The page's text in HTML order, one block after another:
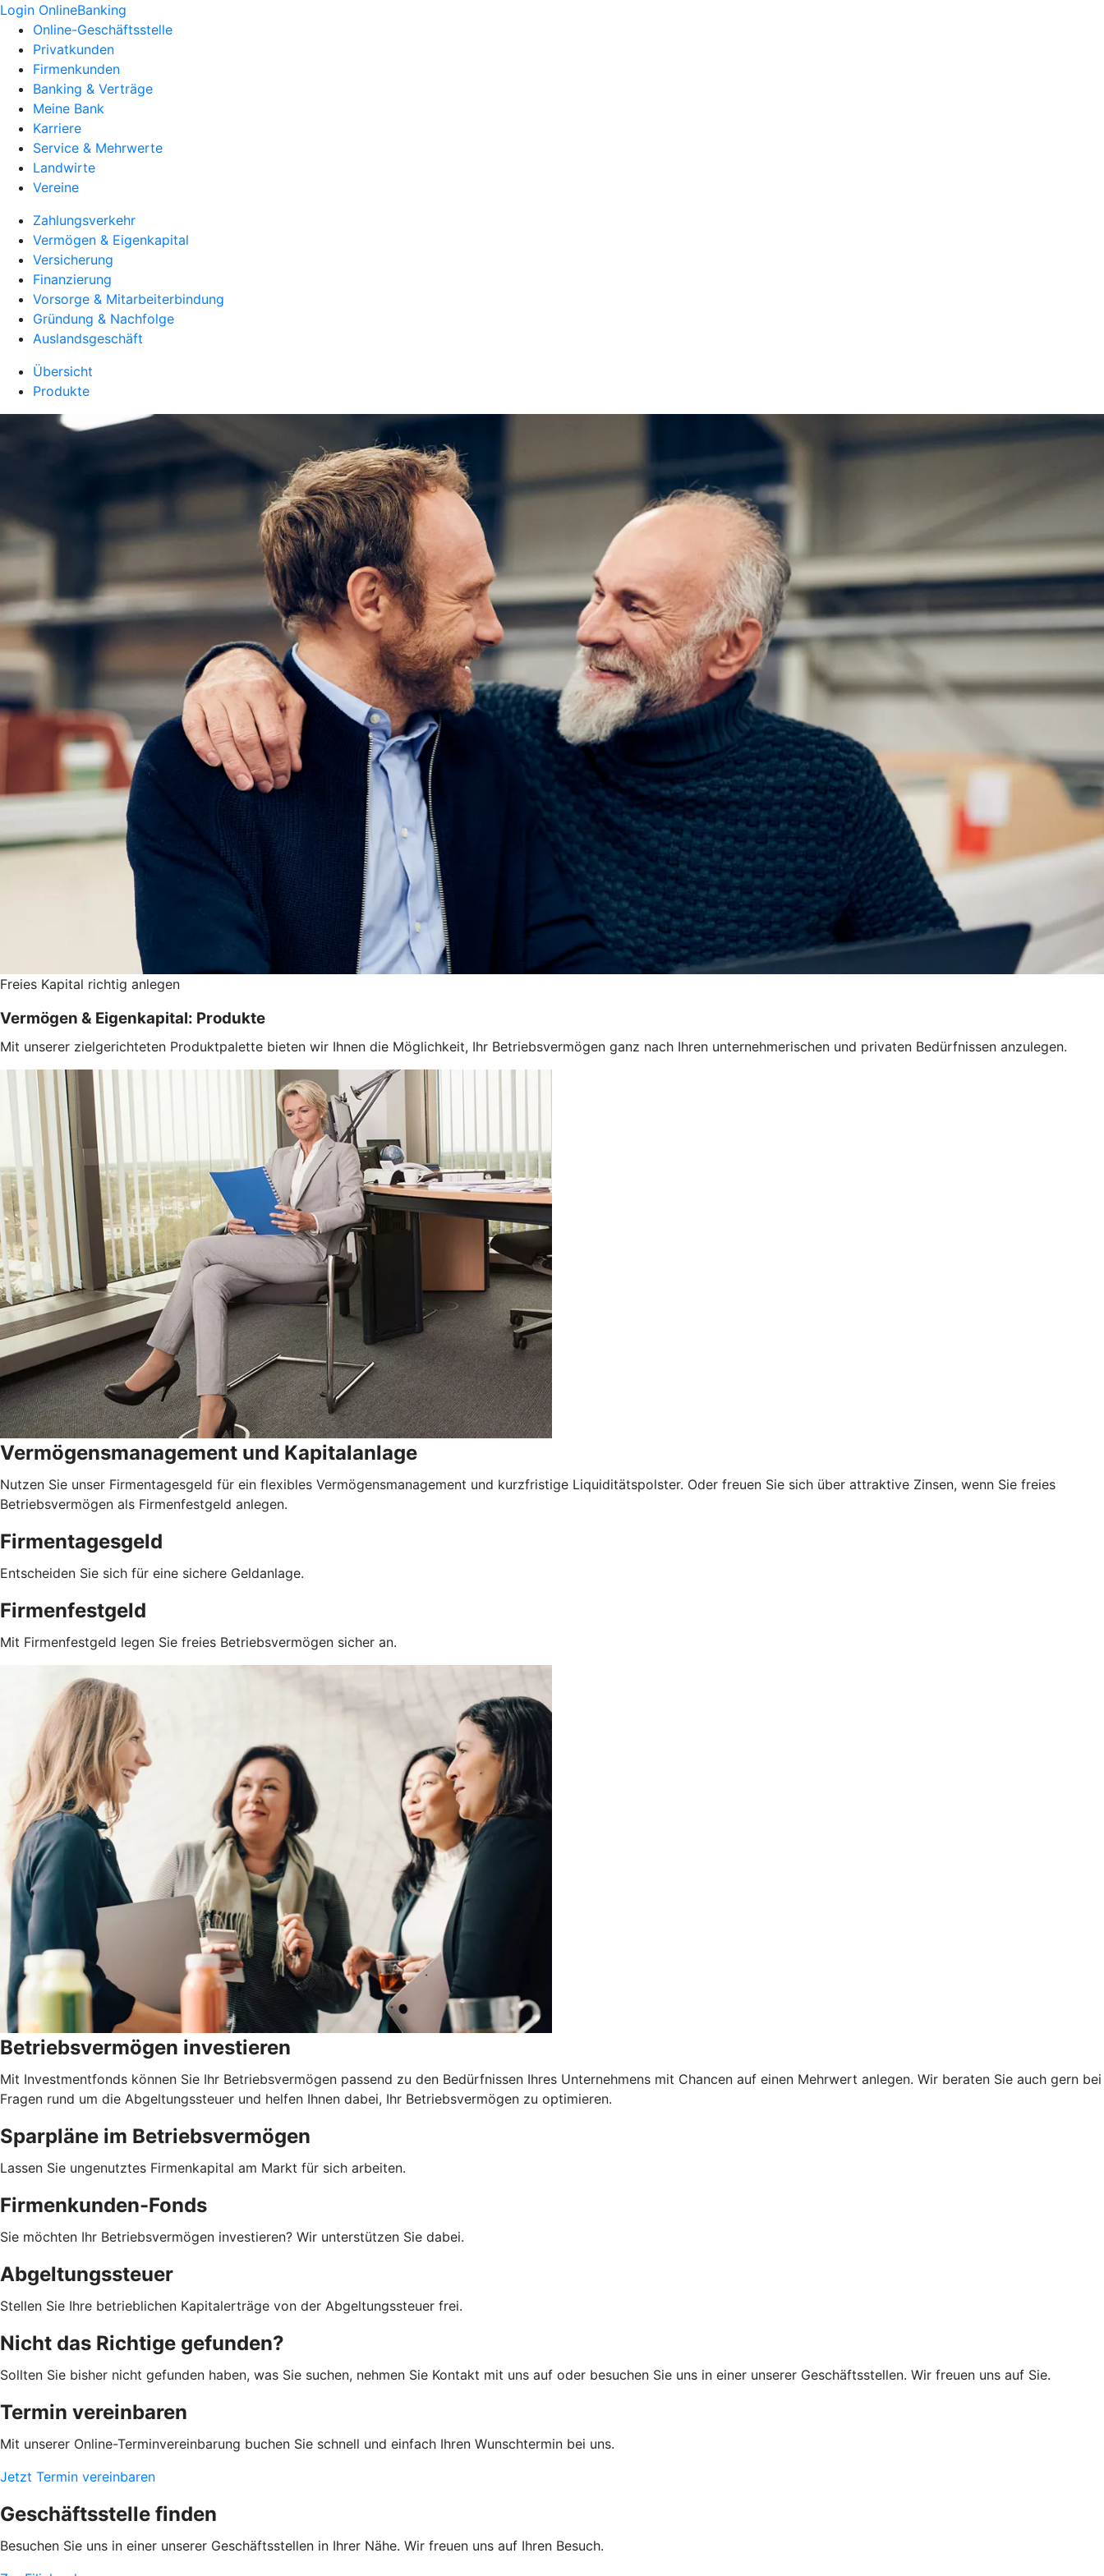
Login OnlineBanking
Online-Geschäftsstelle
Privatkunden
Firmenkunden
Banking & Verträge
Meine Bank
Karriere
Service & Mehrwerte
Landwirte
Vereine
Zahlungsverkehr
Vermögen & Eigenkapital
Versicherung
Finanzierung
Vorsorge & Mitarbeiterbindung
Gründung & Nachfolge
Auslandsgeschäft
Übersicht
Produkte
Freies Kapital richtig anlegen
Vermögen & Eigenkapital: Produkte
Mit unserer zielgerichteten Produktpalette bieten wir Ihnen die Möglichkeit, Ihr Betriebsvermögen ganz nach Ihren unternehmerischen und privaten Bedürfnissen anzulegen.
Vermögensmanagement und Kapitalanlage
Nutzen Sie unser Firmentagesgeld für ein flexibles Vermögensmanagement und kurzfristige Liquiditätspolster. Oder freuen Sie sich über attraktive Zinsen, wenn Sie freies
Betriebsvermögen als Firmenfestgeld anlegen.
Firmentagesgeld
Entscheiden Sie sich für eine sichere Geldanlage.
Firmenfestgeld
Mit Firmenfestgeld legen Sie freies Betriebsvermögen sicher an.
Betriebsvermögen investieren
Mit Investmentfonds können Sie Ihr Betriebsvermögen passend zu den Bedürfnissen Ihres Unternehmens mit Chancen auf einen Mehrwert anlegen. Wir beraten Sie auch gern bei
Fragen rund um die Abgeltungssteuer und helfen Ihnen dabei, Ihr Betriebsvermögen zu optimieren.
Sparpläne im Betriebsvermögen
Lassen Sie ungenutztes Firmenkapital am Markt für sich arbeiten.
Firmenkunden-Fonds
Sie möchten Ihr Betriebsvermögen investieren? Wir unterstützen Sie dabei.
Abgeltungssteuer
Stellen Sie Ihre betrieblichen Kapitalerträge von der Abgeltungssteuer frei.
Nicht das Richtige gefunden?
Sollten Sie bisher nicht gefunden haben, was Sie suchen, nehmen Sie Kontakt mit uns auf oder besuchen Sie uns in einer unserer Geschäftsstellen. Wir freuen uns auf Sie.
Termin vereinbaren
Mit unserer Online-Terminvereinbarung buchen Sie schnell und einfach Ihren Wunschtermin bei uns.
Jetzt Termin vereinbaren
Geschäftsstelle finden
Besuchen Sie uns in einer unserer Geschäftsstellen in Ihrer Nähe. Wir freuen uns auf Ihren Besuch.